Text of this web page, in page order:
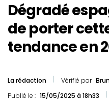
Dégradé
de porter
tendance en
La rédaction Vérifié par
Publié le : 15/05/2025 à 18h33